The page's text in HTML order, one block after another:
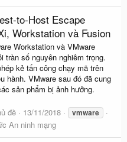
to-Host Escape
Workstation và Fusion
Workstation và VMware
tràn số nguyên nghiêm trọng.
kẻ tấn công chạy mã trên
hành. VMware sau đó đã cung
sản phẩm bị ảnh hưởng.
đề 13/11/2018 vmware
An ninh mạng